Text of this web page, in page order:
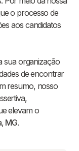
o processo de
aos candidatos
sua organização
de encontrar
resumo, nosso
elevam o
, MG.